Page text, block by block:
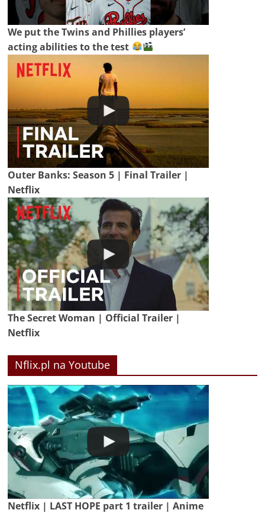
We put the Twins and Phillies players’
acting abilities to the test
Outer Banks: Season 5 | Final Trailer |
Netflix
The Secret Woman | Official Trailer |
Netflix
Nflix.pl na Youtube
Netflix | LAST HOPE part 1 trailer | Anime